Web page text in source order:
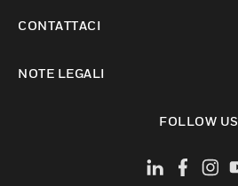
CONTATTACI
NOTE LEGALI
FOLLOW US